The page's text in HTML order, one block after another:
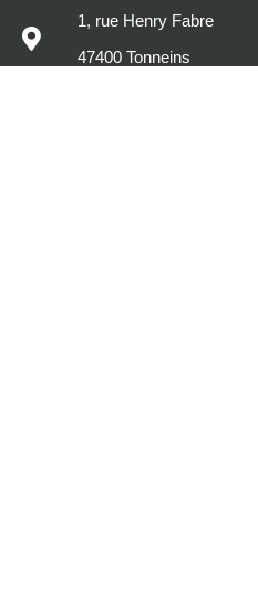
1, rue Henry Fabre
47400 Tonneins